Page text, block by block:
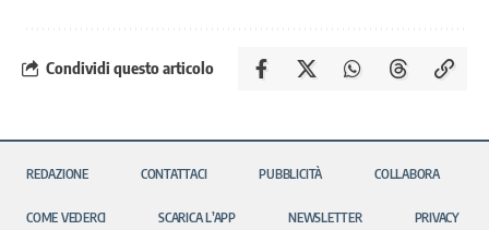
Condividi questo articolo
REDAZIONE CONTATTACI PUBBLICITÀ COLLABORA
COME VEDERCI SCARICA L’APP NEWSLETTER PRIVACY